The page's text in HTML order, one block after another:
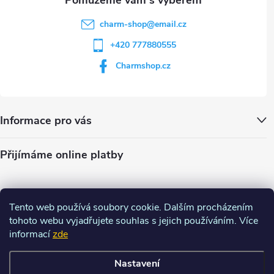
Tento web používá soubory cookie. Dalším procházením
tohoto webu vyjadřujete souhlas s jejich používáním. Více
informacízde
Nastavení
charm-shop@email.cz
+420 777880555
Charmshop.cz
Informace pro vás
Přijímáme online platby